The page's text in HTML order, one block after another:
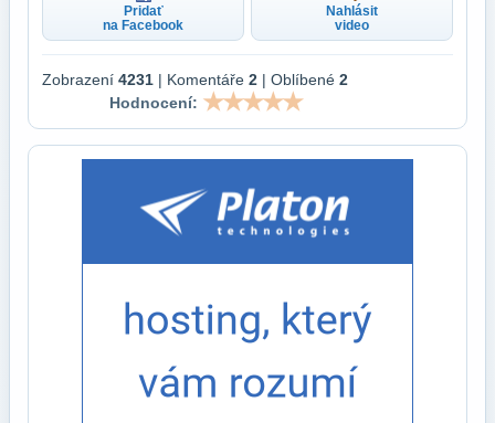
Pridať
na Facebook
Nahlásit
video
Zobrazení 4231 | Komentáře 2 | Oblíbené 2
Hodnocení: